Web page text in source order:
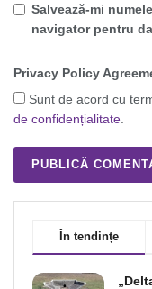
Salvează-mi
navigator pentru
Privacy Policy
Sunt de acord cu
de confidențialitate
În tendințe